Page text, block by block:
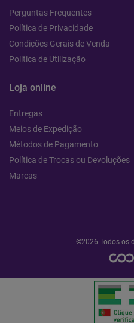
Perguntas Frequentes
Política de Privacidade
Condições Gerais de Venda
Politica de Utilização
Loja online
Entregas
Meios de Expedição
Métodos de Pagamento
Política de Trocas ou Devoluções
Marcas
©2026 Todos os